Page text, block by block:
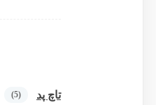
تاچ پد (5)